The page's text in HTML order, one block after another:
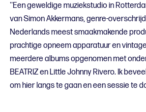
''Een geweldige muziekstudio in
van Simon Akkermans, genre-
Nederlands meest smaakmakende
prachtige opneem apparatuur en
meerdere albums opgenomen met
BEATRIZ en Little Johnny Rivero. Ik
om hier langs te gaan en een sessie te